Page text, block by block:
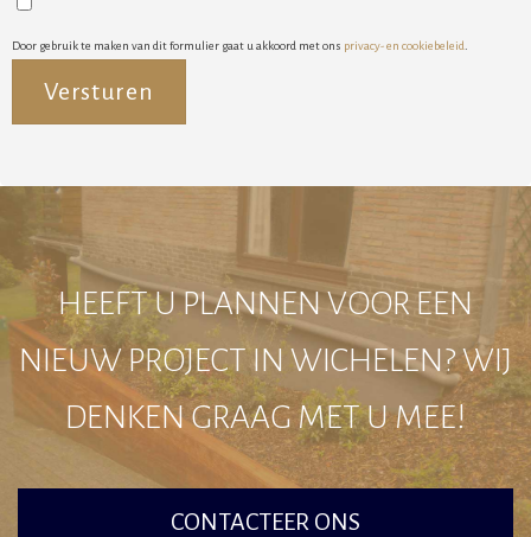
Door gebruik te maken van dit formulier gaat u akkoord met ons privacy- en cookiebeleid
HEEFT U PLANNEN VOOR EEN
NIEUW PROJECT IN WICHELEN? WIJ
DENKEN GRAAG MET U MEE!
CONTACTEER ONS